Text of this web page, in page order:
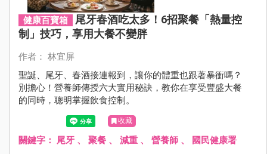
健康百寶箱
尾牙春酒吃太多！6招聚餐「熱量控
制」技巧，享用大餐不變胖
作者： 林宜屏
聖誕、尾牙、春酒接連報到，讓你的體重也跟著暴衝嗎？
別擔心！營養師傳授六大實用秘訣，教你在享受豐盛大餐
的同時，聰明掌握飲食控制。
收藏
關鍵字： 尾牙、 聚餐、 減重、 營養師、 國民健康署